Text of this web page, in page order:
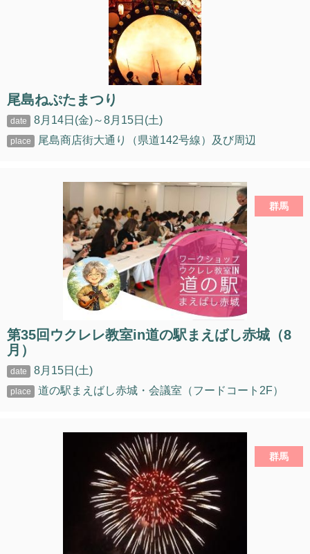
尾島ねぷたまつり
8月14日(金)～8月15日(土)
尾島商店街大通り（県道142号線）及び周辺
群馬
第35回ウクレレ教室in道の駅まえばし赤城（8
月）
8月15日(土)
道の駅まえばし赤城・会議室（フードコート2F）
群馬